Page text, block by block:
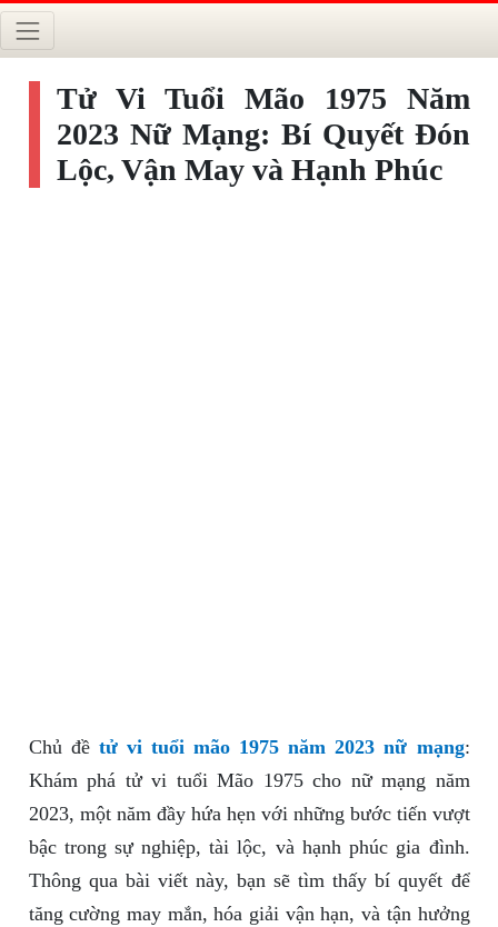
Tử Vi Tuổi Mão 1975 Năm
2023 Nữ Mạng: Bí Quyết Đón
Lộc, Vận May và Hạnh Phúc
Chủ đề tử vi tuổi mão 1975 năm 2023 nữ mạng:
Khám phá tử vi tuổi Mão 1975 cho nữ mạng năm
2023, một năm đầy hứa hẹn với những bước tiến vượt
bậc trong sự nghiệp, tài lộc, và hạnh phúc gia đình.
Thông qua bài viết này, bạn sẽ tìm thấy bí quyết để
tăng cường may mắn, hóa giải vận hạn, và tận hưởng